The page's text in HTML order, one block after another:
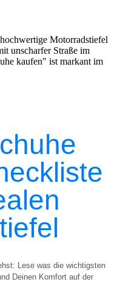
Lese was die wichtigsten
Deinen Komfort auf der